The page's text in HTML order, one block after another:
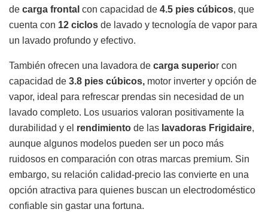
de carga frontal con capacidad de 4.5 pies cúbicos, que
cuenta con 12 ciclos de lavado y tecnología de vapor para
un lavado profundo y efectivo.
También ofrecen una lavadora de carga superior con
capacidad de 3.8 pies cúbicos, motor inverter y opción de
vapor, ideal para refrescar prendas sin necesidad de un
lavado completo. Los usuarios valoran positivamente la
durabilidad y el rendimiento de las lavadoras Frigidaire,
aunque algunos modelos pueden ser un poco más
ruidosos en comparación con otras marcas premium. Sin
embargo, su relación calidad-precio las convierte en una
opción atractiva para quienes buscan un electrodoméstico
confiable sin gastar una fortuna.